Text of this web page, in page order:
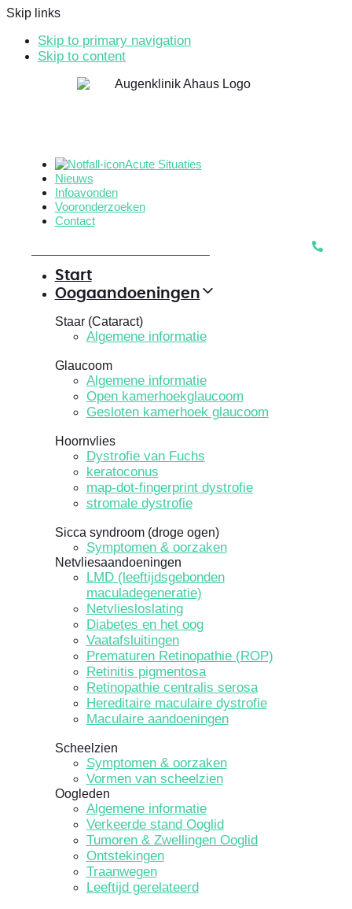
Skip links
Skip to primary navigation
Skip to content
Acute Situaties
Nieuws
Infoavonden
Vooronderzoeken
Contact
Start
Oogaandoeningen
Staar (Cataract)
Algemene informatie
Glaucoom
Algemene informatie
Open kamerhoekglaucoom
Gesloten kamerhoek glaucoom
Hoornvlies
Dystrofie van Fuchs
keratoconus
map-dot-fingerprint dystrofie
stromale dystrofie
Sicca syndroom (droge ogen)
Symptomen & oorzaken
Netvliesaandoeningen
LMD (leeftijdsgebonden
maculadegeneratie)
Netvliesloslating
Diabetes en het oog
Vaatafsluitingen
Prematuren Retinopathie (ROP)
Retinitis pigmentosa
Retinopathie centralis serosa
Hereditaire maculaire dystrofie
Maculaire aandoeningen
Scheelzien
Symptomen & oorzaken
Vormen van scheelzien
Oogleden
Algemene informatie
Verkeerde stand Ooglid
Tumoren & Zwellingen Ooglid
Ontstekingen
Traanwegen
Leeftijd gerelateerd